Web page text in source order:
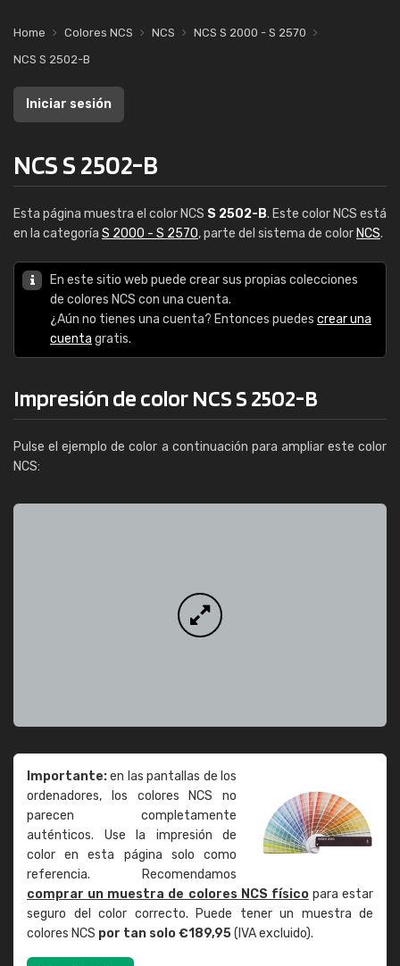
Home Colores NCS NCS
NCS S 2000 - S 2570
NCS S 2502-B
Iniciar sesión
NCS S 2502-B
Esta página muestra el color NCS S 2502-B. Este color NCS está
en la categoría S 2000 - S 2570, parte del sistema de color NCS.
En este sitio web puede crear sus propias colecciones
de colores NCS con una cuenta.
¿Aún no tienes una cuenta? Entonces puedes crear una
cuenta gratis.
Impresión de color NCS S 2502-B
Pulse el ejemplo de color a continuación para ampliar este color
NCS:
Importante:en las pantallas de los
ordenadores, los colores NCS no
parecen completamente
auténticos. Use la impresión de
color en esta página solo como
referencia. Recomendamos
comprar un muestra de colores NCS físicopara estar
seguro del color correcto. Puede tener un muestra de
colores NCS por tan solo €189,95(IVA excluido).